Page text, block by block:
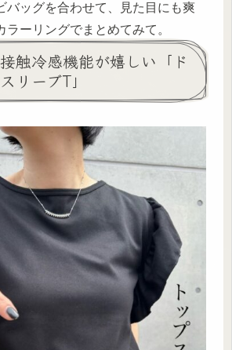
バッグを合わせて、見た目にも爽
ラーリングでまとめてみて。
触冷感機能が嬉しい「ド
リーブT」